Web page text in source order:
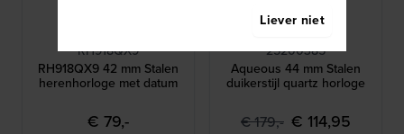
RH918QX9
RH918QX9 42 mm Stalen
herenhorloge met datum
€ 79,-
Calvin Klein
25200385
Aqueous 44 mm Stalen
duikerstijl quartz horloge
€ 179,- € 114,95
Liever niet